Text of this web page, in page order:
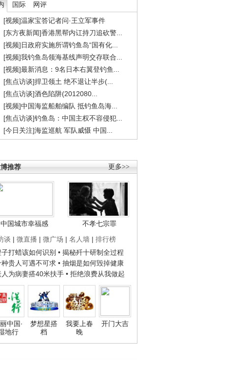
国际 网评
[视频]温家宝答记者问·王立军事件
[东方夜新闻]香港黑帮内讧持刀追砍警...
[视频]日政府实施所谓钓鱼岛“国有化...
[视频]我钓鱼岛领海基线声明交存联合...
[视频]最新消息：9名日本右翼登钓鱼...
[焦点访谈]捍卫领土 绝不退让半步(...
[焦点访谈]酒色陷阱(2012080...
[视频]中国海监船舶编队 抵钓鱼岛海...
[焦点访谈]钓鱼岛：中国主权不容侵犯...
[今日关注]海监巡航 军队威慑 中国...
更多>>
推荐
中国城市幸福感
不孝七宗罪
谈 | 微直播 | 微广场 | 名人墙 | 排行榜
子打蜡该如何识别 • 揭秘歼十研制全过程
种贵人可遇不可求 • 抽烟是如何毁掉健康
人为病妻搭40米扶手 • 拒绝浪费从我做起
中国·
地行
梦想星搭
档
我要上春
晚
开门大吉